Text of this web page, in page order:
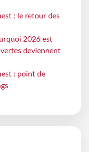
: le retour des
2026 est
vertes deviennent
: point de